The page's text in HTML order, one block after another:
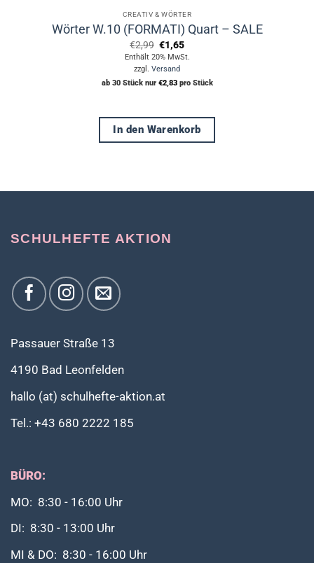
CREATIV & WÖRTER
Wörter W.10 (FORMATI) Quart – SALE
€2,99 Ursprünglicher
Preis
war:
€2,99
€1,65Aktueller
Preis
ist:
Enthält 20% MwSt.
zzgl. Versand
ab 30 Stück nur €2,83pro Stück
In den Warenkorb
SCHULHEFTE AKTION
Passauer Straße 13
4190 Bad Leonfelden
hallo (at) schulhefte-aktion.at
Tel.: +43 680 2222 185
BÜRO:
MO: 8:30 - 16:00 Uhr
DI: 8:30 - 13:00 Uhr
MI & DO: 8:30 - 16:00 Uhr